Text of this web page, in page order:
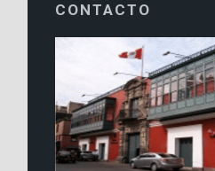
CONTACTO